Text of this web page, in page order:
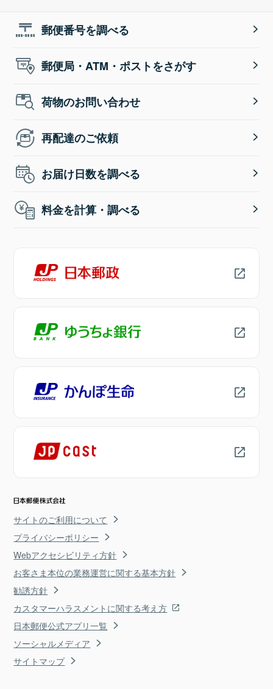
郵便番号を調べる
郵便局・ATM・ポストをさがす
荷物のお問い合わせ
再配達のご依頼
お届け日数を調べる
料金を計算・調べる
サイトのご利用について
プライバシーポリシー
Webアクセシビリティ方針
お客さま本位の業務運営に関する基本方針
勧誘方針
カスタマーハラスメントに関する考え方
日本郵便公式アプリ一覧
ソーシャルメディア
サイトマップ